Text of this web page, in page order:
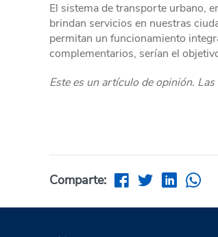
El sistema de transporte urbano,
brindan servicios en nuestras
permitan un funcionamiento
complementarios, serían el
Este es un artículo de opinión.
Comparte: